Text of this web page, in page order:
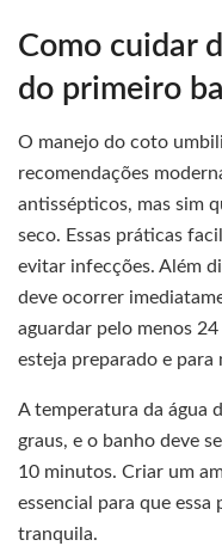
Como cuidar
do primeiro
O manejo do coto
recomendações
antissépticos, mas sim
seco. Essas práticas
evitar infecções. Além
deve ocorrer
aguardar pelo menos
esteja preparado e
A temperatura da água
graus, e o banho deve
10 minutos. Criar um
essencial para que essa
tranquila.